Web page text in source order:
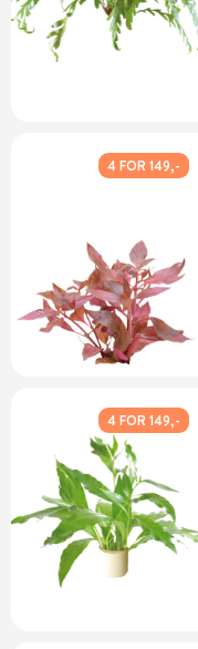
4 FOR 149,-
4 FOR 149,-